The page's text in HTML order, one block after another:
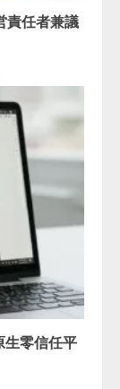
責任者兼議
生零信任平